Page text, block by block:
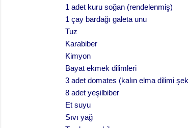
1 adet kuru soğan (rendelenmiş)
1 çay bardağı galeta unu
Tuz
Karabiber
Kimyon
Bayat ekmek dilimleri
3 adet domates (kalın elma dilimi
8 adet yeşilbiber
Et suyu
Sıvı yağ